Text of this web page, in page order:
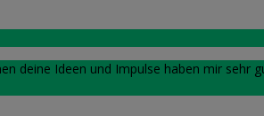
deine Ideen und Impulse haben mir sehr